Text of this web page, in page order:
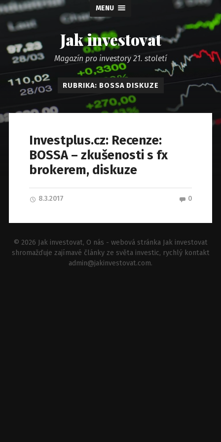
MENU
Jak investovat
Magazín pro investory 21. století
RUBRIKA: BOSSA DISKUZE
Investplus.cz: Recenze:
BOSSA – zkušenosti s fx
brokerem, diskuze
8.3.2017 0
© 2026 Jak investovat, O nás - webová stránka Jak investovat
shromažďuje zajímavé články ze světa investic, rychlý kontakt
admin@jakinvestovat.com.